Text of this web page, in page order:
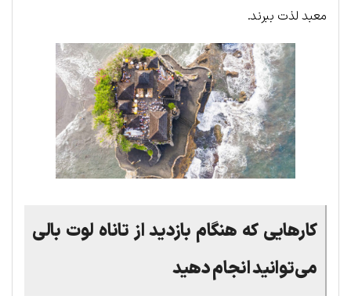
معبد لذت ببرند.
کارهایی که هنگام بازدید از تاناه لوت بالی
می‌توانید انجام دهید